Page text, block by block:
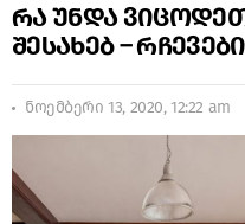
რა უნდა
შესახებ –
ნოემბერი 13, 2020, 12:22 am